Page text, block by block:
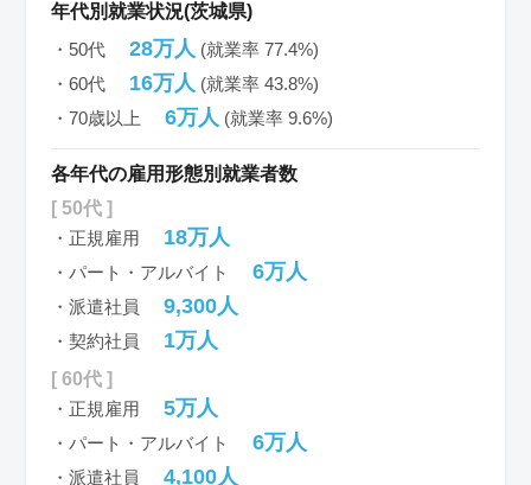
年代別就業状況(茨城県)
・50代
28万人 (就業率 77.4%)
・60代
16万人 (就業率 43.8%)
・70歳以上
6万人 (就業率 9.6%)
各年代の雇用形態別就業者数
[ 50代 ]
・正規雇用
18万人
・パート・アルバイト 6万人
・派遣社員 9,300人
・契約社員 1万人
[ 60代 ]
・正規雇用
5万人
・パート・アルバイト 6万人
・派遣社員 4,100人